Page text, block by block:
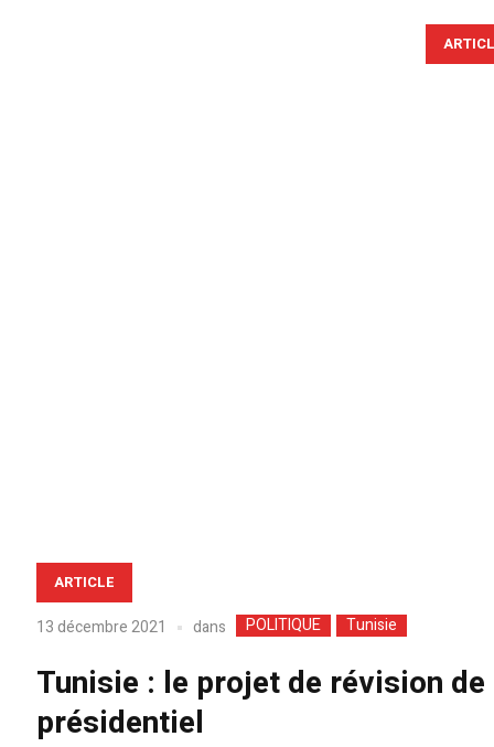
ARTICLE
13 décembre 2021 dans POLITIQUE Tunisie
Tunisie : le projet de révision
présidentiel